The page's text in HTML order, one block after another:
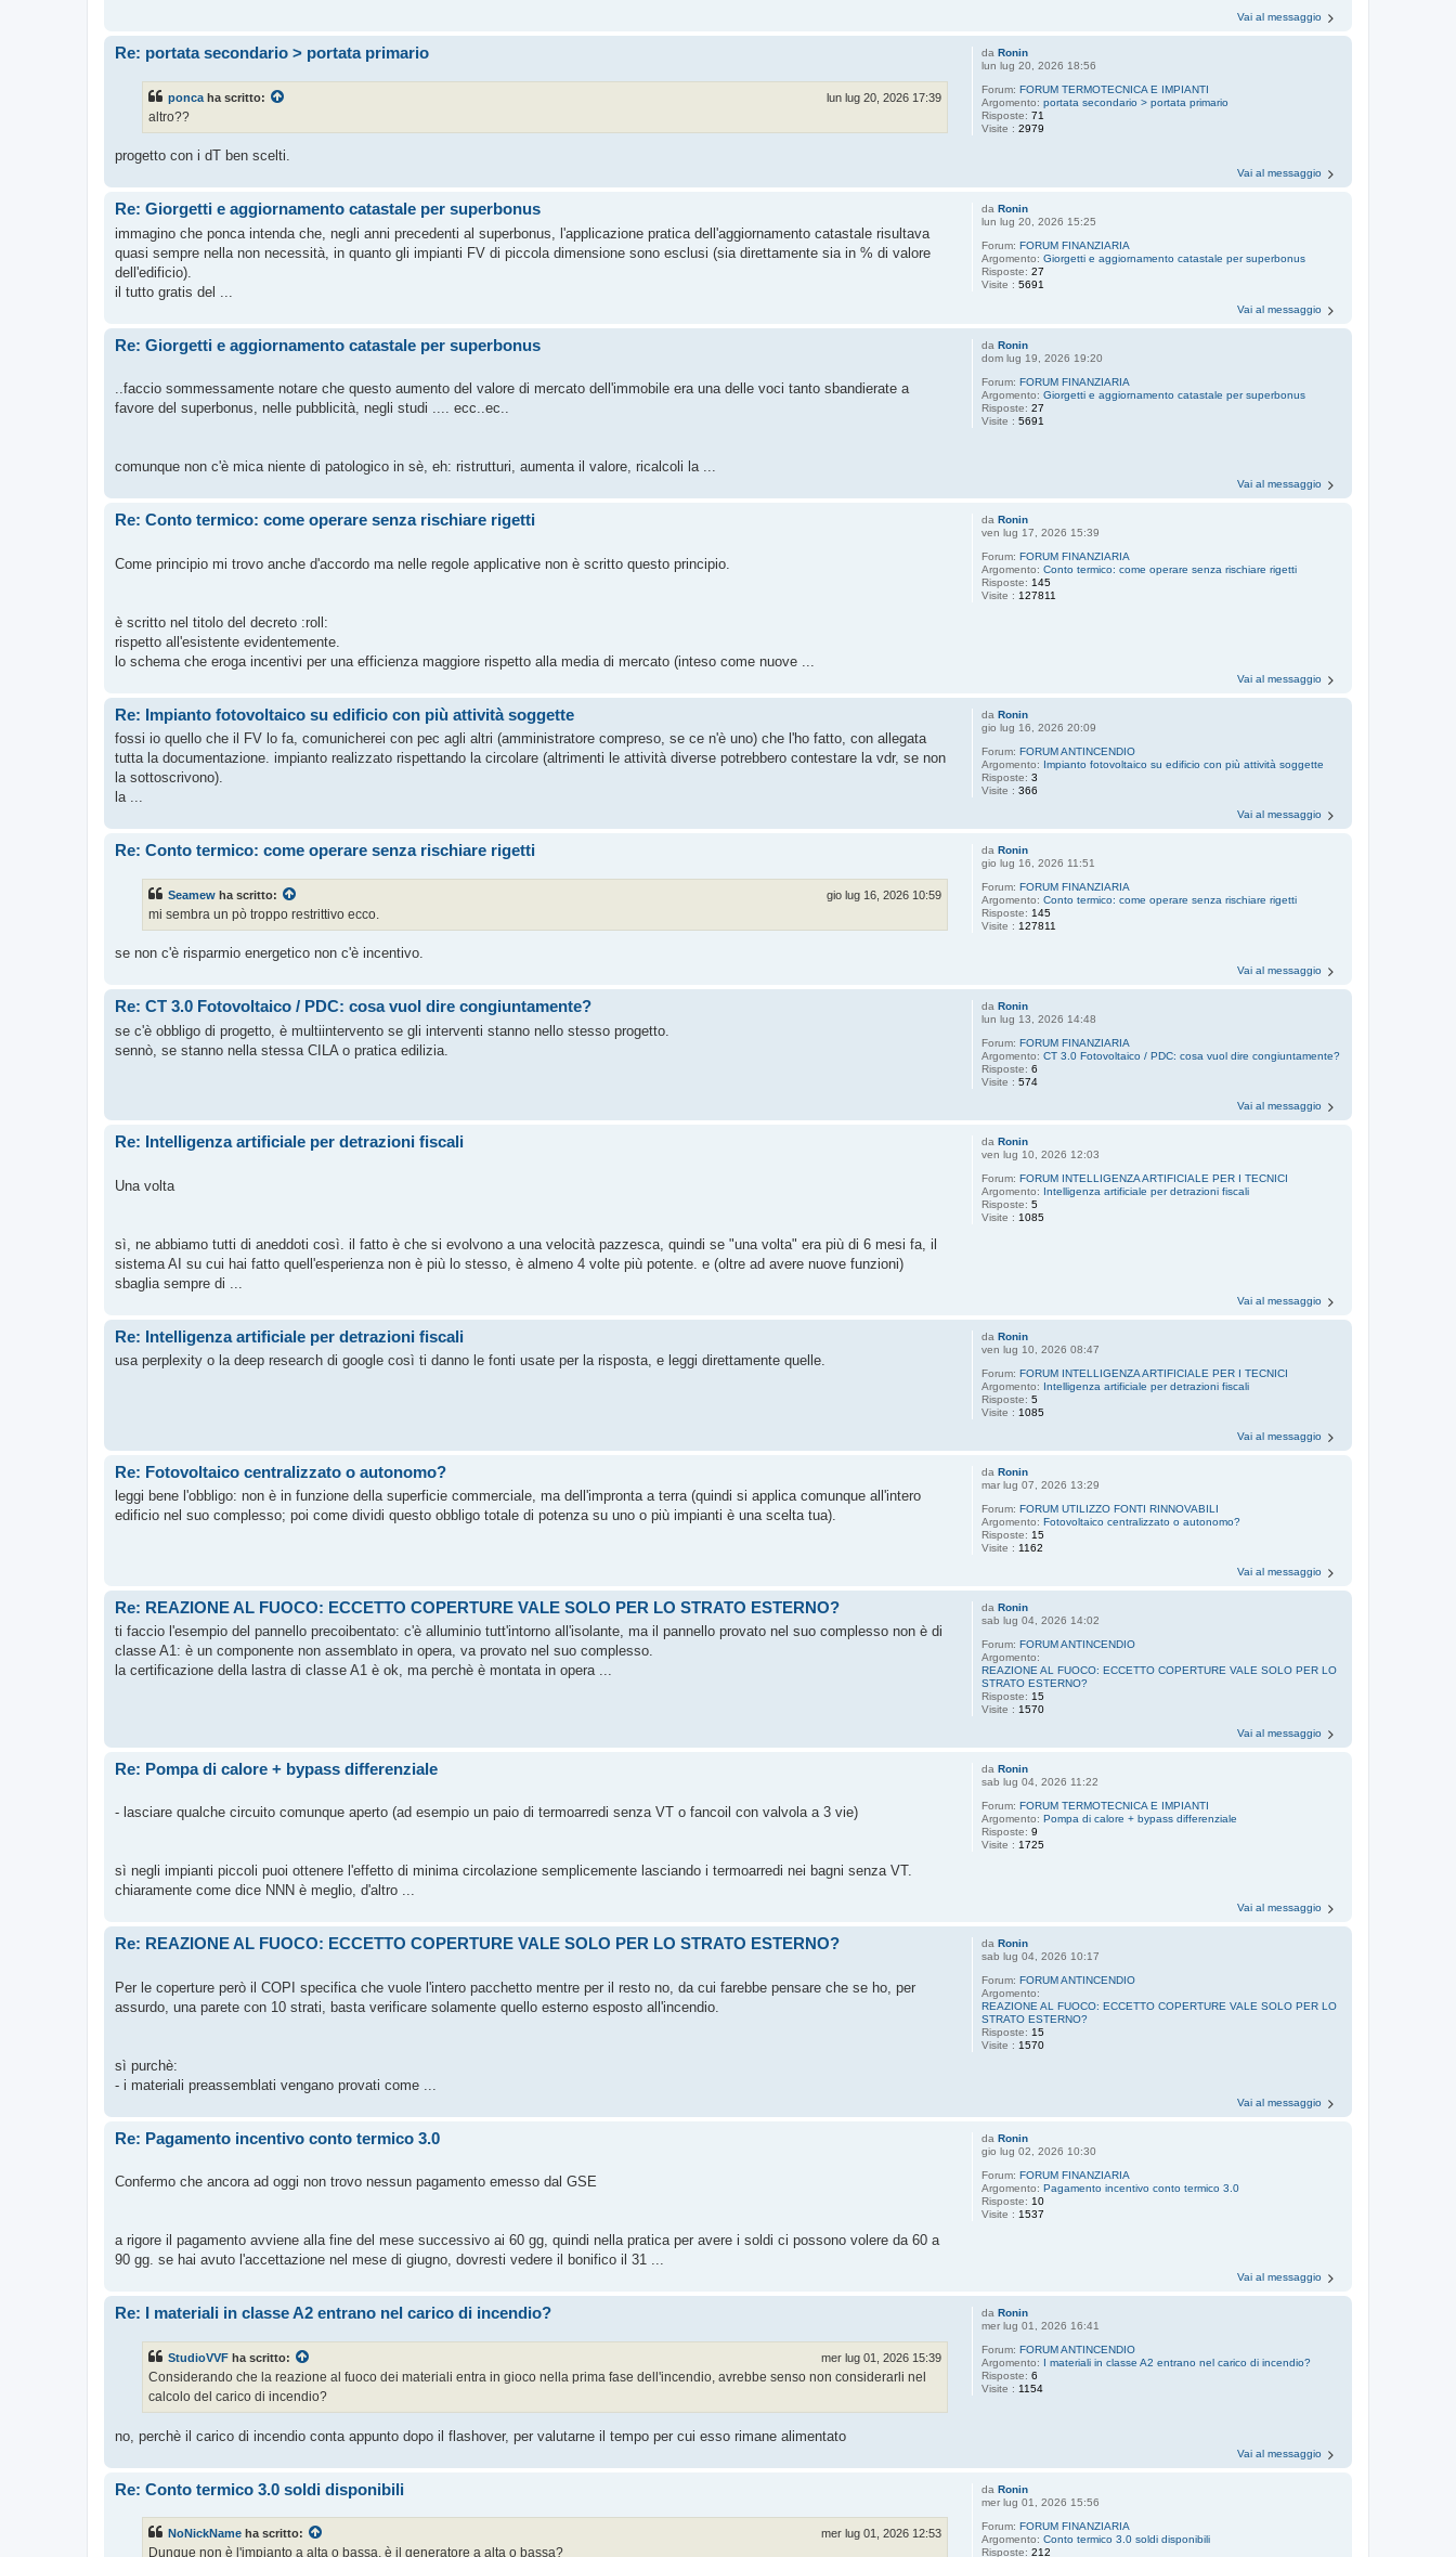
Vai al messaggio
daRonin
lun lug 20, 2026 18:56
Forum:FORUM TERMOTECNICA E IMPIANTI
Argomento:portata secondario > portata primario
Risposte:71
Visite :2979
Re: portata secondario > portata primario
ponca ha scritto: lun lug 20, 2026 17:39
altro??
progetto con i dT ben scelti.
Vai al messaggio
daRonin
lun lug 20, 2026 15:25
Forum:FORUM FINANZIARIA
Argomento:Giorgetti e aggiornamento catastale per superbonus
Risposte:27
Visite :5691
Re: Giorgetti e aggiornamento catastale per superbonus
immagino che ponca intenda che, negli anni precedenti al superbonus, l'applicazione pratica dell'aggiornamento catastale risultava
quasi sempre nella non necessità, in quanto gli impianti FV di piccola dimensione sono esclusi (sia direttamente sia in % di valore
dell'edificio).
il tutto gratis del ...
Vai al messaggio
daRonin
dom lug 19, 2026 19:20
Forum:FORUM FINANZIARIA
Argomento:Giorgetti e aggiornamento catastale per superbonus
Risposte:27
Visite :5691
Re: Giorgetti e aggiornamento catastale per superbonus
..faccio sommessamente notare che questo aumento del valore di mercato dell'immobile era una delle voci tanto sbandierate a
favore del superbonus, nelle pubblicità, negli studi .... ecc..ec..
comunque non c'è mica niente di patologico in sè, eh: ristrutturi, aumenta il valore, ricalcoli la ...
Vai al messaggio
daRonin
ven lug 17, 2026 15:39
Forum:FORUM FINANZIARIA
Argomento:Conto termico: come operare senza rischiare rigetti
Risposte: 145
Visite : 127811
Re: Conto termico: come operare senza rischiare rigetti
Come principio mi trovo anche d'accordo ma nelle regole applicative non è scritto questo principio.
è scritto nel titolo del decreto :roll:
rispetto all'esistente evidentemente.
lo schema che eroga incentivi per una efficienza maggiore rispetto alla media di mercato (inteso come nuove ...
Vai al messaggio
daRonin
gio lug 16, 2026 20:09
Forum:FORUM ANTINCENDIO
Argomento: Impianto fotovoltaico su edificio con più attività soggette
Risposte:3
Visite :366
Re: Impianto fotovoltaico su edificio con più attività soggette
fossi io quello che il FV lo fa, comunicherei con pec agli altri (amministratore compreso, se ce n'è uno) che l'ho fatto, con allegata
tutta la documentazione. impianto realizzato rispettando la circolare (altrimenti le attività diverse potrebbero contestare la vdr, se non
la sottoscrivono).
la ...
Vai al messaggio
daRonin
gio lug 16, 2026 11:51
Forum:FORUM FINANZIARIA
Argomento:Conto termico: come operare senza rischiare rigetti
Risposte: 145
Visite : 127811
Re: Conto termico: come operare senza rischiare rigetti
Seamew ha scritto: gio lug 16, 2026 10:59
mi sembra un pò troppo restrittivo ecco.
se non c'è risparmio energetico non c'è incentivo.
Vai al messaggio
da Ronin
lun lug 13, 2026 14:48
Forum: FORUM FINANZIARIA
Argomento:CT 3.0 Fotovoltaico / PDC: cosa vuol dire congiuntamente?
Risposte:6
Visite :574
Re: CT 3.0 Fotovoltaico / PDC: cosa vuol dire congiuntamente?
se c'è obbligo di progetto, è multiintervento se gli interventi stanno nello stesso progetto.
sennò, se stanno nella stessa CILA o pratica edilizia.
Vai al messaggio
da Ronin
ven lug 10, 2026 12:03
Forum: FORUM INTELLIGENZA ARTIFICIALE PER I TECNICI
Argomento:
Intelligenza artificiale per detrazioni fiscali
Risposte:5
Visite :1085
Re: Intelligenza artificiale per detrazioni fiscali
Una volta
sì, ne abbiamo tutti di aneddoti così. il fatto è che si evolvono a una velocità pazzesca, quindi se "una volta" era più di 6 mesi fa, il
sistema AI su cui hai fatto quell'esperienza non è più lo stesso, è almeno 4 volte più potente. e (oltre ad avere nuove funzioni)
sbaglia sempre di ...
Vai al messaggio
daRonin
ven lug 10, 2026 08:47
Forum:FORUM INTELLIGENZA ARTIFICIALE PER I TECNICI
Argomento: Intelligenza artificiale per detrazioni fiscali
Risposte:5
Visite : 1085
Re: Intelligenza artificiale per detrazioni fiscali
usa perplexity o la deep research di google così ti danno le fonti usate per la risposta, e leggi direttamente quelle.
Vai al messaggio
daRonin
mar lug 07, 2026 13:29
Forum:FORUM UTILIZZO FONTI RINNOVABILI
Argomento:Fotovoltaico centralizzato o autonomo?
Risposte: 15
Visite : 1162
Re: Fotovoltaico centralizzato o autonomo?
leggi bene l'obbligo: non è in funzione della superficie commerciale, ma dell'impronta a terra (quindi si applica comunque all'intero
edificio nel suo complesso; poi come dividi questo obbligo totale di potenza su uno o più impianti è una scelta tua).
Vai al messaggio
daRonin
sab lug 04, 2026 14:02
Forum:FORUM ANTINCENDIO
Argomento:
REAZIONE AL FUOCO: ECCETTO COPERTURE VALE SOLO PER LO
STRATO ESTERNO?
Risposte: 15
Visite : 1570
Re: REAZIONE AL FUOCO: ECCETTO COPERTURE VALE SOLO PER LO STRATO ESTERNO?
ti faccio l'esempio del pannello precoibentato: c'è alluminio tutt'intorno all'isolante, ma il pannello provato nel suo complesso non è di
classe A1: è un componente non assemblato in opera, va provato nel suo complesso.
la certificazione della lastra di classe A1 è ok, ma perchè è montata in opera ...
Vai al messaggio
daRonin
sab lug 04, 2026 11:22
Forum:FORUM TERMOTECNICA E IMPIANTI
Argomento:Pompa di calore + bypass differenziale
Risposte:9
Visite : 1725
Re: Pompa di calore + bypass differenziale
- lasciare qualche circuito comunque aperto (ad esempio un paio di termoarredi senza VT o fancoil con valvola a 3 vie)
sì negli impianti piccoli puoi ottenere l'effetto di minima circolazione semplicemente lasciando i termoarredi nei bagni senza VT.
chiaramente come dice NNN è meglio, d'altro ...
Vai al messaggio
da Ronin
sab lug 04, 2026 10:17
Forum: FORUM ANTINCENDIO
Argomento:
REAZIONE AL FUOCO: ECCETTO COPERTURE VALE SOLO PER LO
STRATO ESTERNO?
Risposte:15
Visite :1570
Re: REAZIONE AL FUOCO: ECCETTO COPERTURE VALE SOLO PER LO STRATO ESTERNO?
Per le coperture però il COPI specifica che vuole l'intero pacchetto mentre per il resto no, da cui farebbe pensare che se ho, per
assurdo, una parete con 10 strati, basta verificare solamente quello esterno esposto all'incendio.
sì purchè:
- i materiali preassemblati vengano provati come ...
Vai al messaggio
daRonin
gio lug 02, 2026 10:30
Forum:FORUM FINANZIARIA
Argomento:Pagamento incentivo conto termico 3.0
Risposte: 10
Visite : 1537
Re: Pagamento incentivo conto termico 3.0
Confermo che ancora ad oggi non trovo nessun pagamento emesso dal GSE
a rigore il pagamento avviene alla fine del mese successivo ai 60 gg, quindi nella pratica per avere i soldi ci possono volere da 60 a
90 gg. se hai avuto l'accettazione nel mese di giugno, dovresti vedere il bonifico il 31 ...
Vai al messaggio
da Ronin
mer lug 01, 2026 16:41
Forum: FORUM ANTINCENDIO
Argomento:
I materiali in classe A2 entrano nel carico di incendio?
Risposte:6
Visite :1154
Re: I materiali in classe A2 entrano nel carico di incendio?
StudioVVF ha scritto: mer lug 01, 2026 15:39
Considerando che la reazione al fuoco dei materiali entra in gioco nella prima fase dell'incendio, avrebbe senso non considerarli nel
calcolo del carico di incendio?
no, perchè il carico di incendio conta appunto dopo il flashover, per valutarne il tempo per cui esso rimane alimentato
Vai al messaggio
daRonin
mer lug 01, 2026 15:56
Forum:FORUM FINANZIARIA
Argomento:Conto termico 3.0 soldi disponibili
Risposte:212
Re: Conto termico 3.0 soldi disponibili
NoNickName ha scritto: mer lug 01, 2026 12:53
Dunque non è l'impianto a alta o bassa, è il generatore a alta o bassa?